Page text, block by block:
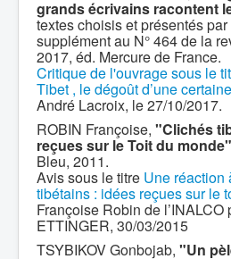
grands écrivains racontent
textes choisis et présentés
supplément au N° 464 de la
2017, éd. Mercure de France.
Critique de l'ouvrage sous le
Tibet , le dégoût d’une
André Lacroix, le 27/10/2017.
ROBIN Françoise, "Clichés
reçues sur le Toit du monde"
Bleu, 2011.
Avis sous le titre Une réaction
tibétains : idées reçues sur le
Françoise Robin de l’INALCO
ETTINGER, 30/03/2015
TSYBIKOV Gonbojab, "Un